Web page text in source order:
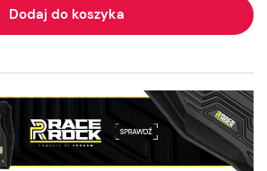
Dodaj do koszyka